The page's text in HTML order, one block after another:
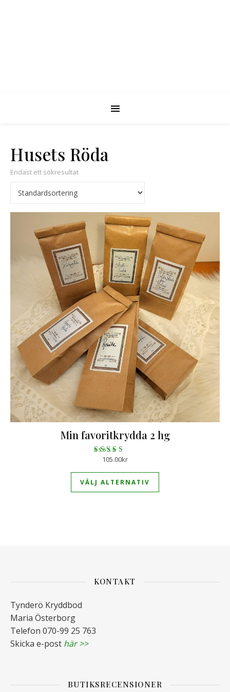
Husets Röda
Endast ett sökresultat
Min favoritkrydda 2 hg
Betygsatt
105.00kr
VÄLJ ALTERNATIV
Den här
KONTAKT
Tynderö Kryddbod
Maria Österborg
Telefon 070-99 25 763
Skicka e-post här >>
BUTIKSRECENSIONER